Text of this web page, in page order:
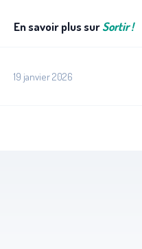
En savoir plus surSortir !
19 janvier 2026